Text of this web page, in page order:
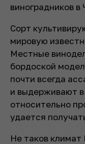
виноградников в
Сорт
мировую
Местные
бордоской
почти всегда
и выдерживают
относительно
удается
Не таков